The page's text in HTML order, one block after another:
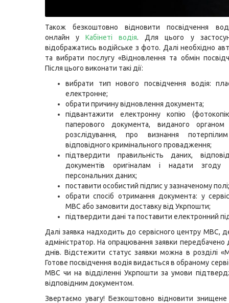
Також безкоштовно відновити посвідчення
онлайн уКабінеті водія. Для цього у
відображатись водійське з фото. Далі необхідно
та вибрати послугу «Відновлення та обмін
Після цього виконати такі дії:
вибрати тип нового посвідчення водія:
електронне;
обрати причину відновлення документа;
підвантажити електронну копію
паперового документа, виданого органом
розслідування, про визнання
відповідного кримінального провадження;
підтвердити правильність даних,
документів оригіналам і надати згоду
персональних даних;
поставити особистий підпис у зазначеному полі;
обрати спосіб отримання документа: у
МВС або замовити доставку від Укрпошти;
підтвердити дані та поставити електронний
Далі заявка надходить до сервісного центру МВС,
адміністратор. На опрацювання заявки передбачено
днів. Відстежити статус заявки можна в розділі
Готове посвідчення водія видається в обраному
МВС чи на відділенні Укрпошти за умови
відповідним документом.
Звертаємо увагу! Безкоштовно відновити знищене